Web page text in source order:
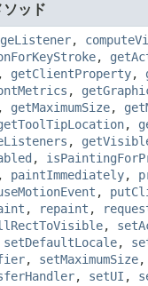
ッド
,
,
, getClientProperty,
,
, getMaximumSize,
,
,
,
, paintImmediately,
,
, repaint ,
,
setDefaultLocale,
, setMaximumSize,
, setUI ,